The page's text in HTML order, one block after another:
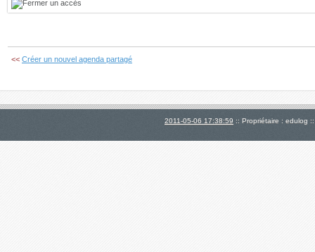
<< Créer un nouvel agenda partagé
2011-05-06 17:38:59 :: Propriétaire : edulog